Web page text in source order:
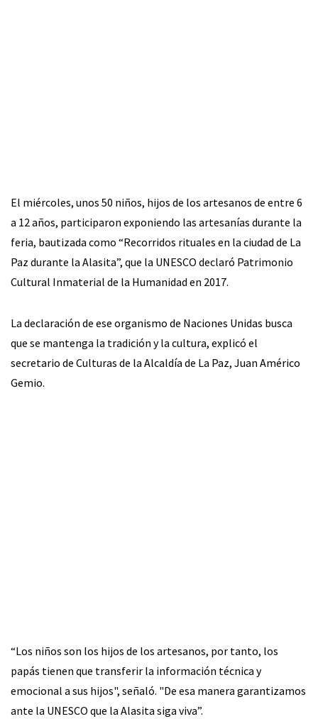
El miércoles, unos 50 niños, hijos de los artesanos de entre 6
a 12 años, participaron exponiendo las artesanías durante la
feria, bautizada como “Recorridos rituales en la ciudad de La
Paz durante la Alasita”, que la UNESCO declaró Patrimonio
Cultural Inmaterial de la Humanidad en 2017.
La declaración de ese organismo de Naciones Unidas busca
que se mantenga la tradición y la cultura, explicó el
secretario de Culturas de la Alcaldía de La Paz, Juan Américo
Gemio.
“Los niños son los hijos de los artesanos, por tanto, los
papás tienen que transferir la información técnica y
emocional a sus hijos", señaló. "De esa manera garantizamos
ante la UNESCO que la Alasita siga viva”.